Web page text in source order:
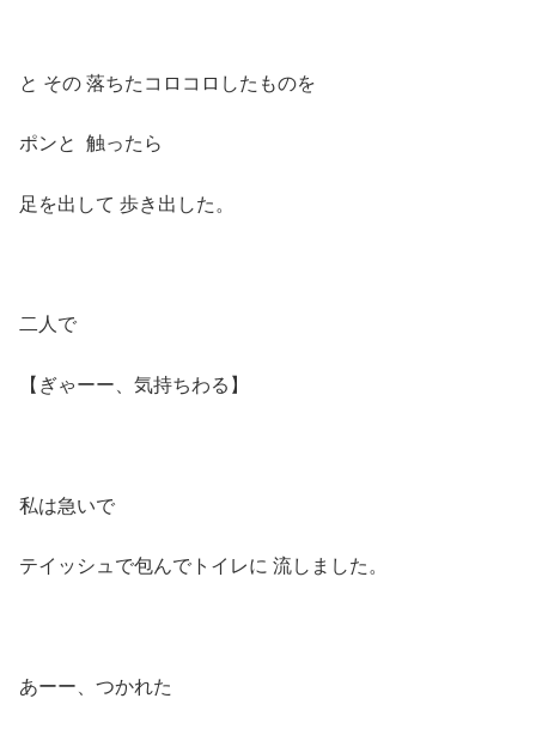
と その 落ちたコロコロしたものを
ポンと 触ったら
足を出して 歩き出した。
二人で
【ぎゃーー、気持ちわる】
私は急いで
テイッシュで包んでトイレに 流しました。
あーー、つかれた